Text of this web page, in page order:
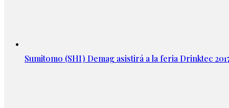
Sumitomo (SHI) Demag asistirá a la feria Drinktec